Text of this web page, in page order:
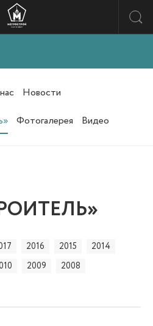
Новости
Фотогалерея Видео
2016 2015
2014
2009 2008